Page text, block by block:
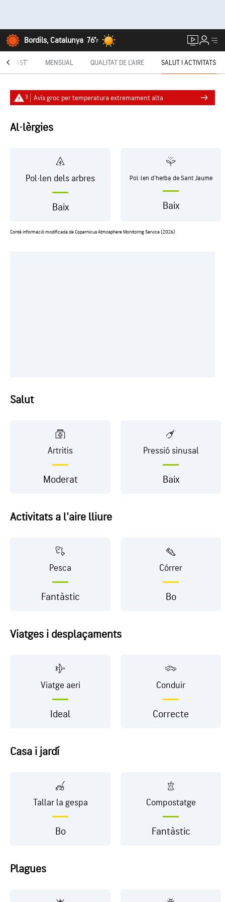
Bordils, Catalunya 76°F
MENSUAL QUALITAT DE L'AIRE SALUT I ACTIVITATS
3 Avís groc per temperatura extremament alta
Al·lèrgies
Pol·len dels arbres
Baix
Pol·len d'herba de Sant Jaume
Baix
Conté informació modificada de Copernicus Atmosphere Monitoring Service (2026)
Salut
Artritis
Moderat
Pressió sinusal
Baix
Activitats a l'aire lliure
Pesca
Fantàstic
Córrer
Bo
Viatges i desplaçaments
Viatge aeri
Ideal
Conduir
Correcte
Casa i jardí
Tallar la gespa
Bo
Compostatge
Fantàstic
Plagues